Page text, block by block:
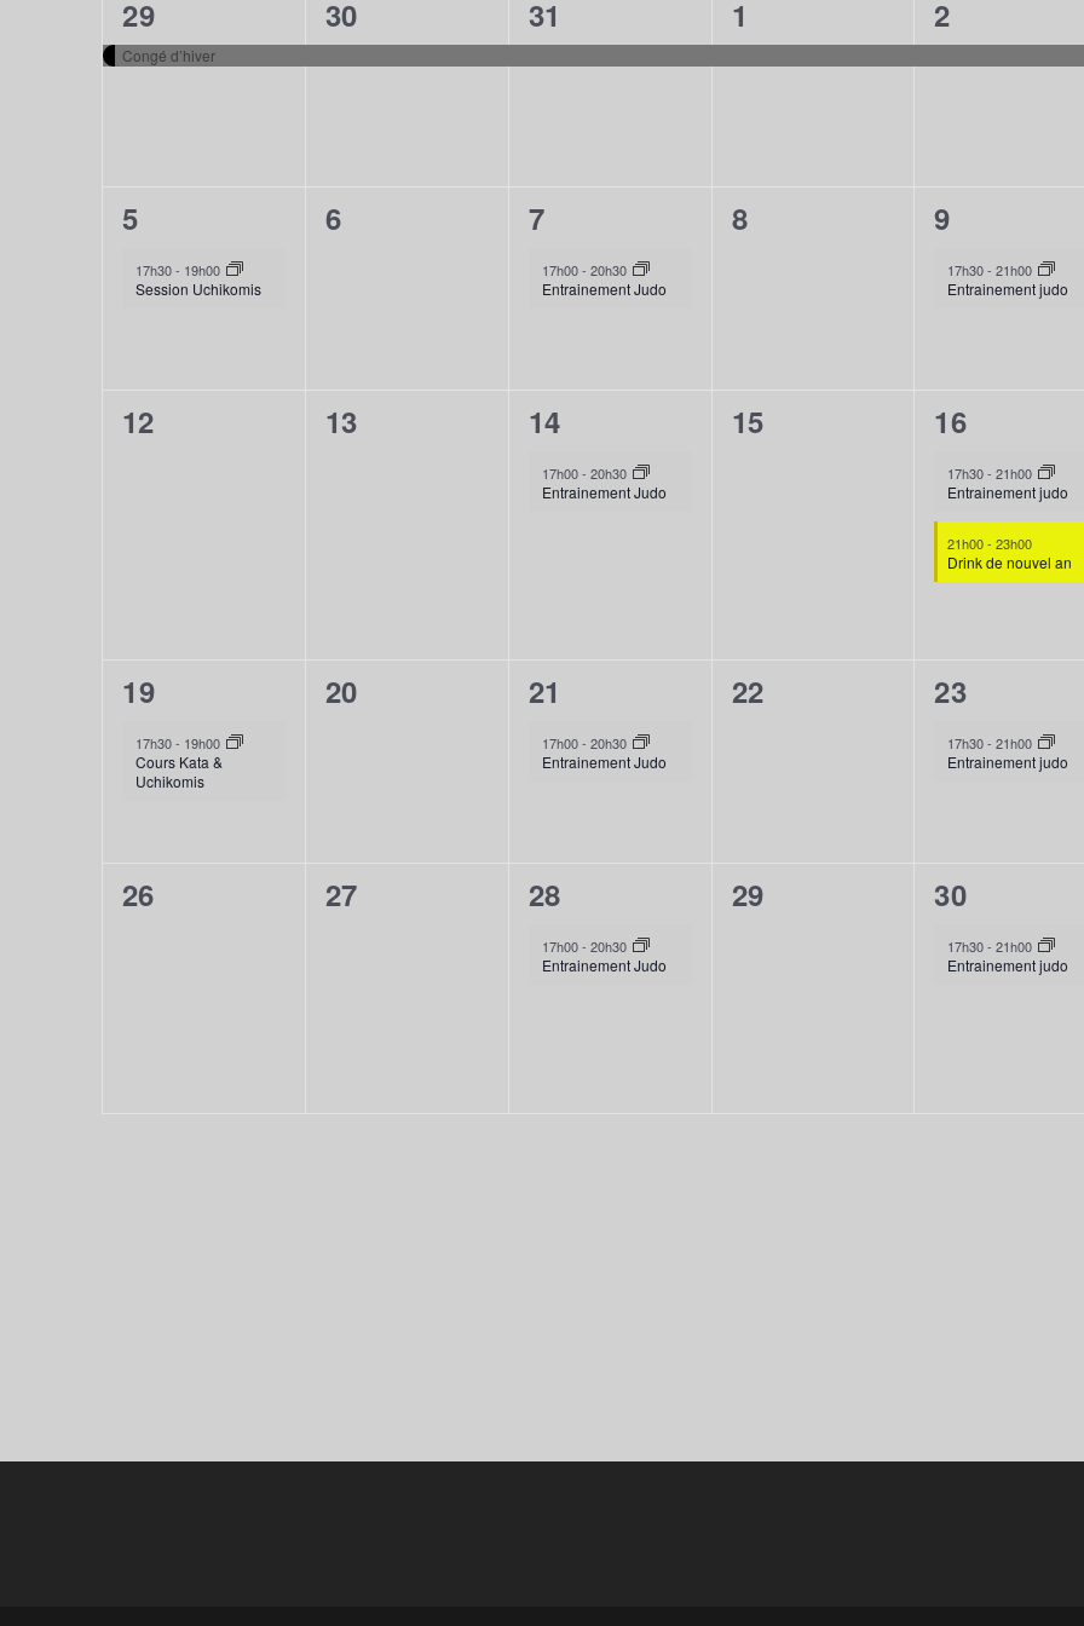
ÉVÈNEMENTS
1
évènement,
29
Congé d’hiver
1
évènement,
30
1
évènement,
31
1
évènement,
1
1
2
1
évènement,
5
17h30- 19h00
Session Uchikomis
0
6
1
évènement,
7
17h00- 20h30
Entrainement Judo
0
8
1
évènement,
9
17h30-21h00
Entrainement judo
0
12
0
13
1
évènement,
14
17h00- 20h30
Entrainement Judo
0
15
2
16
17h30-21h00
Entrainement judo
21h00-23h00
Drink de nouvel an
1
évènement,
19
17h30- 19h00
Cours Kata &
Uchikomis
0
20
1
évènement,
21
17h00- 20h30
Entrainement Judo
0
22
1
évènement,
23
17h30-21h00
Entrainement judo
0
26
0
27
1
évènement,
28
17h00- 20h30
Entrainement Judo
0
29
1
évènement,
30
17h30-21h00
Entrainement judo